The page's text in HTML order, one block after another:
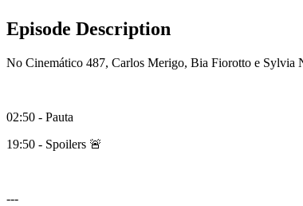
Episode Description
No Cinemático 487, Carlos Merigo, Bia Fiorotto e Sylvia
02:50 - Pauta
19:50 - Spoilers 🚨
---